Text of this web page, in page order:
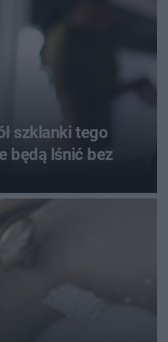
szklanki tego
będą lśnić bez